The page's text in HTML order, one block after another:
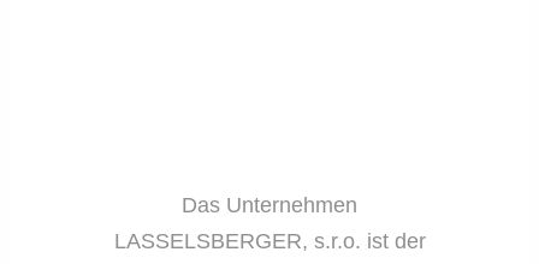
Das Unternehmen
LASSELSBERGER, s.r.o. ist der